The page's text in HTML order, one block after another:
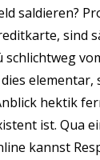
saldieren?
sind
elementar,
hektik
ist. Qua
kannst